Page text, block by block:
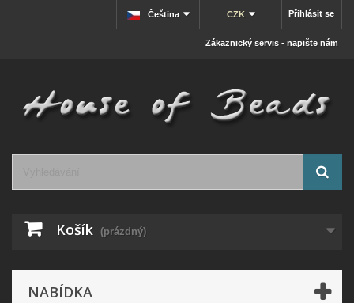
Přihlásit se
CZK
Čeština
Zákaznický servis - napište nám
Košík (prázdný)
NABÍDKA